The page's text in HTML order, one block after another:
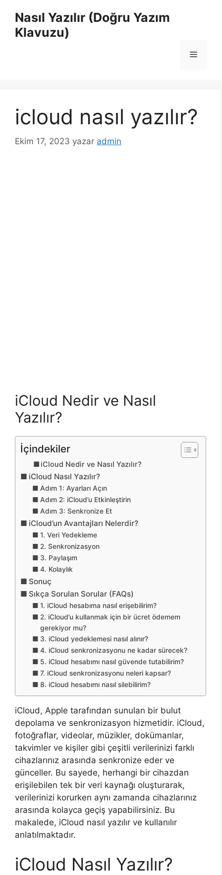
Nasıl Yazılır (Doğru Yazım
Klavuzu)
Menü
icloud nasıl yazılır?
Ekim 17, 2023 yazar admin
iCloud Nedir ve Nasıl
Yazılır?
İçindekiler
iCloud Nedir ve Nasıl Yazılır?
iCloud Nasıl Yazılır?
Adım 1: Ayarları Açın
Adım 2: iCloud’u Etkinleştirin
Adım 3: Senkronize Et
iCloud’un Avantajları Nelerdir?
1. Veri Yedekleme
2. Senkronizasyon
3. Paylaşım
4. Kolaylık
Sonuç
Sıkça Sorulan Sorular (FAQs)
1. iCloud hesabıma nasıl erişebilirim?
2. iCloud’u kullanmak için bir ücret ödemem
gerekiyor mu?
3. iCloud yedeklemesi nasıl alınır?
4. iCloud senkronizasyonu ne kadar sürecek?
5. iCloud hesabımı nasıl güvende tutabilirim?
7. iCloud senkronizasyonu neleri kapsar?
8. iCloud hesabımı nasıl silebilirim?
iCloud, Apple tarafından sunulan bir bulut
depolama ve senkronizasyon hizmetidir. iCloud,
fotoğraflar, videolar, müzikler, dokümanlar,
takvimler ve kişiler gibi çeşitli verilerinizi farklı
cihazlarınız arasında senkronize eder ve
günceller. Bu sayede, herhangi bir cihazdan
erişilebilen tek bir veri kaynağı oluşturarak,
verilerinizi korurken aynı zamanda cihazlarınız
arasında kolayca geçiş yapabilirsiniz. Bu
makalede, iCloud nasıl yazılır ve kullanılır
anlatılmaktadır.
iCloud Nasıl Yazılır?